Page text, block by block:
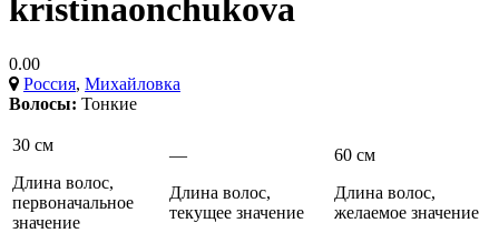
kristinaonchukova
0.00
Россия, Михайловка
Волосы: Тонкие
30 см
Длина волос,
первоначальное
значение
—
Длина волос,
текущее значение
60 см
Длина волос,
желаемое значение